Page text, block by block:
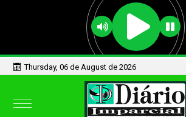
Thursday, 06 de August de 2026